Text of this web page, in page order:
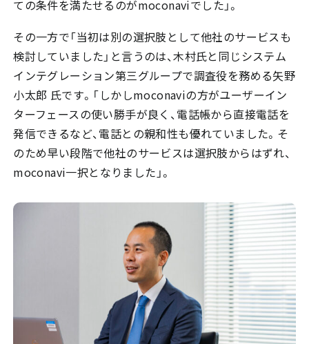
ての条件を満たせるのがmoconaviでした」。
その一方で「当初は別の選択肢として他社のサービスも
検討していました」と言うのは、木村氏と同じシステム
インテグレーション第三グループで調査役を務める矢野
小太郎 氏です。「しかしmoconaviの方がユーザーイン
ターフェースの使い勝手が良く、電話帳から直接電話を
発信できるなど、電話との親和性も優れていました。そ
のため早い段階で他社のサービスは選択肢からはずれ、
moconavi一択となりました」。